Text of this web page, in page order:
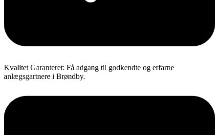
Kvalitet Garanteret: Få adgang til godkendte og erfarne
anlægsgartnere i Brøndby.